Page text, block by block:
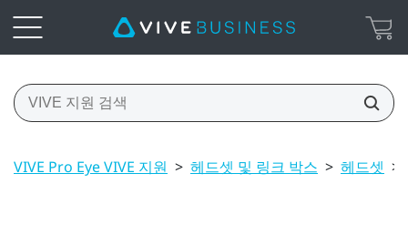
VIVE Pro Eye VIVE 지원 > 헤드셋 및 링크 박스 > 헤드셋 >